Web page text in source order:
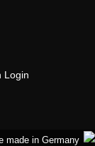
Login
made in Germany